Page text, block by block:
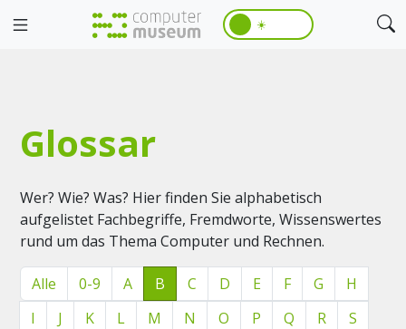
☀️
Glossar
Wer? Wie? Was? Hier finden Sie alphabetisch
aufgelistet Fachbegriffe, Fremdworte, Wissenswertes
rund um das Thema Computer und Rechnen.
Alle 0-9 A B C D E F G
H
I
J K L M N O P Q R
S